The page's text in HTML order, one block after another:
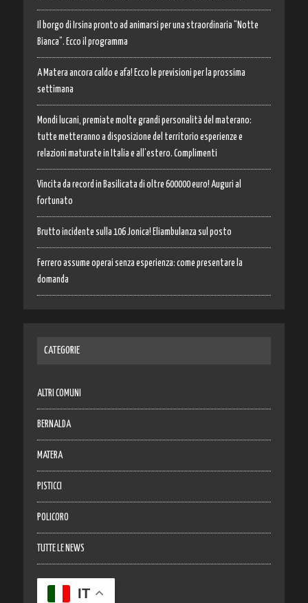
Il borgo di Irsina pronto ad animarsi per una straordinaria “Notte
Bianca”. Ecco il programma
A Matera ancora caldo e afa! Ecco le previsioni per la prossima
settimana
Mondi lucani, premiate molte grandi personalità del materano:
tutte metteranno a disposizione del territorio esperienze e
relazioni maturate in Italia e all’estero. Complimenti
Vincita da record in Basilicata di oltre 600000 euro! Auguri al
fortunato
Brutto incidente sulla 106 Jonica! Eliambulanza sul posto
Ferrero assume operai senza esperienza: come presentare la
domanda
CATEGORIE
ALTRI COMUNI
BERNALDA
MATERA
PISTICCI
POLICORO
TUTTE LE NEWS
IT